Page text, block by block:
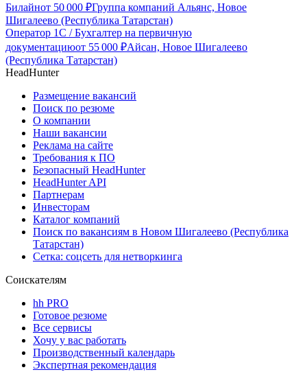
Билайнот 50 000 ₽Группа компаний Альянс, Новое
Шигалеево (Республика Татарстан)
Оператор 1С / Бухгалтер на первичную
документациюот 55 000 ₽Айсан, Новое Шигалеево
(Республика Татарстан)
HeadHunter
Размещение вакансий
Поиск по резюме
О компании
Наши вакансии
Реклама на сайте
Требования к ПО
Безопасный HeadHunter
HeadHunter API
Партнерам
Инвесторам
Каталог компаний
Поиск по вакансиям в Новом Шигалеево (Республика
Татарстан)
Сетка: соцсеть для нетворкинга
Соискателям
hh PRO
Готовое резюме
Все сервисы
Хочу у вас работать
Производственный календарь
Экспертная рекомендация